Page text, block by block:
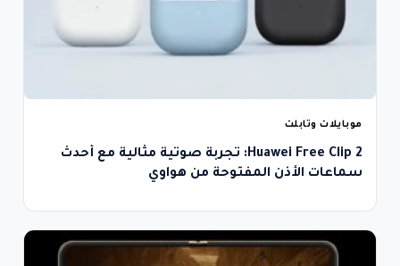
موبايلات وتابلت
Huawei Free Clip 2: تجربة صوتية مثالية مع أحدث
سماعات الأذن المفتوحة من هواوي